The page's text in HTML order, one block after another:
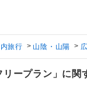
旅行 > 山陰・山陽 >
リープラン」に関